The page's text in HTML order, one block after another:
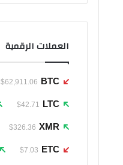
العملات الرقمية
BTC
$62,911.06
LTC
$42.71
XMR
$326.36
ETC
$7.03